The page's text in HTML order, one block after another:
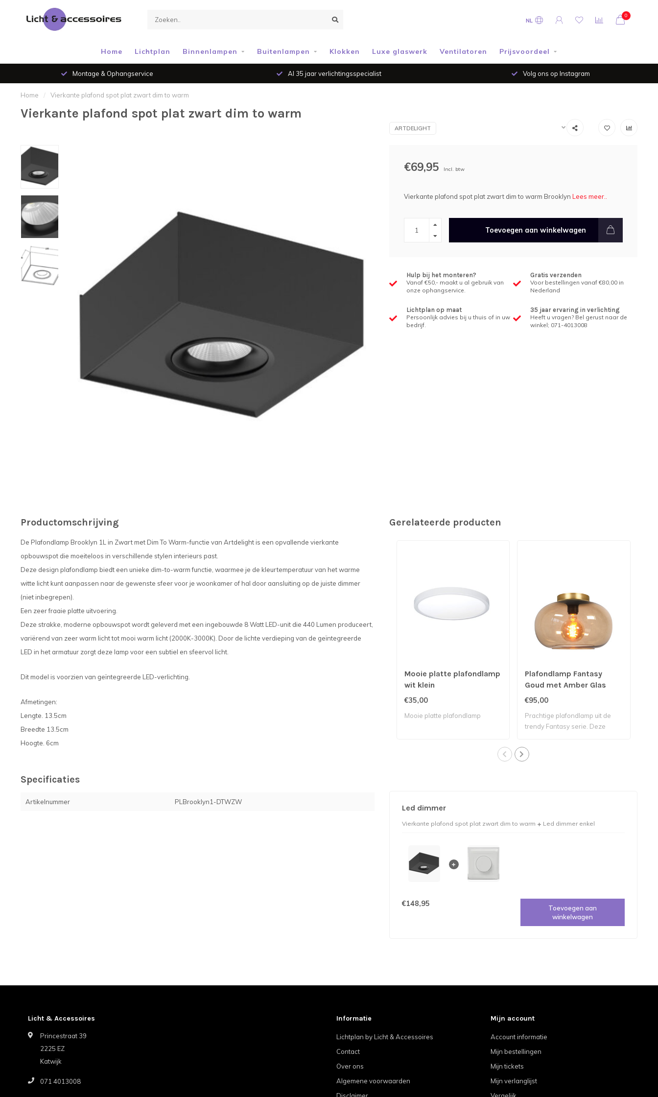
NL
0
Home Lichtplan Binnenlampen Buitenlampen Klokken Luxe glaswerk Ventilatoren Prijsvoordeel
Montage & Ophangservice Al 35 jaar verlichtingsspecialist Volg ons op Instagram
Home / Vierkante plafond spot plat zwart dim to warm
Vierkante plafond spot plat zwart dim to warm
ARTDELIGHT
€69,95 Incl. btw
Vierkante plafond spot plat zwart dim to warm Brooklyn Lees meer..
Toevoegen aan winkelwagen
Hulp bij het monteren?
Vanaf €50,- maakt u al gebruik van
onze ophangservice.
Gratis verzenden
Voor bestellingen vanaf €80,00 in
Nederland
Lichtplan op maat
Persoonlijk advies bij u thuis of in uw
bedrijf.
35 jaar ervaring in verlichting
Heeft u vragen? Bel gerust naar de
winkel; 071-4013008
Productomschrijving
De Plafondlamp Brooklyn 1L in Zwart met Dim To Warm-functie van Artdelight is een opvallende vierkante
opbouwspot die moeiteloos in verschillende stylen interieurs past.
Deze design plafondlamp biedt een unieke dim-to-warm functie, waarmee je de kleurtemperatuur van het warme
witte licht kunt aanpassen naar de gewenste sfeer voor je woonkamer of hal door aansluiting op de juiste dimmer
(niet inbegrepen).
Een zeer fraaie platte uitvoering.
Deze strakke, moderne opbouwspot wordt geleverd met een ingebouwde 8 Watt LED-unit die 440 Lumen produceert,
variërend van zeer warm licht tot mooi warm licht (2000K-3000K). Door de lichte verdieping van de geïntegreerde
LED in het armatuur zorgt deze lamp voor een subtiel en sfeervol licht.
Dit model is voorzien van geïntegreerde LED-verlichting.
Afmetingen:
Lengte. 13.5cm
Breedte 13.5cm
Hoogte. 6cm
Specificaties
Artikelnummer PLBrooklyn1-DTWZW
Gerelateerde producten
Mooie platte plafondlamp
wit klein
€35,00
Mooie platte plafondlamp
Plafondlamp Fantasy
Goud met Amber Glas
€95,00
Prachtige plafondlamp uit de
trendy Fantasy serie. Deze
Led dimmer
Vierkante plafond spot plat zwart dim to warm Led dimmer enkel
€148,95
Toevoegen aan
winkelwagen
Licht & Accessoires
Princestraat 39
2225 EZ
Katwijk
071 4013008
Informatie
Lichtplan by Licht & Accessoires
Contact
Over ons
Algemene voorwaarden
Disclaimer
Mijn account
Account informatie
Mijn bestellingen
Mijn tickets
Mijn verlanglijst
Vergelijk